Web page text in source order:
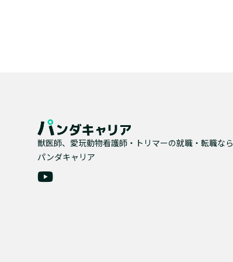
獣医師、愛玩動物看護師・トリマーの就職・転職なら
パンダキャリア